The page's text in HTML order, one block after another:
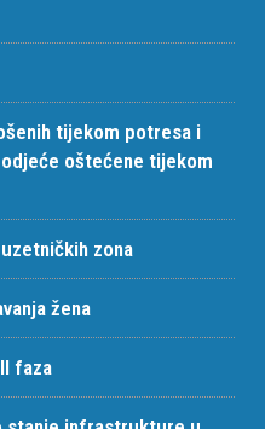
tijekom potresa i
oštećene tijekom
zona
žena
faza